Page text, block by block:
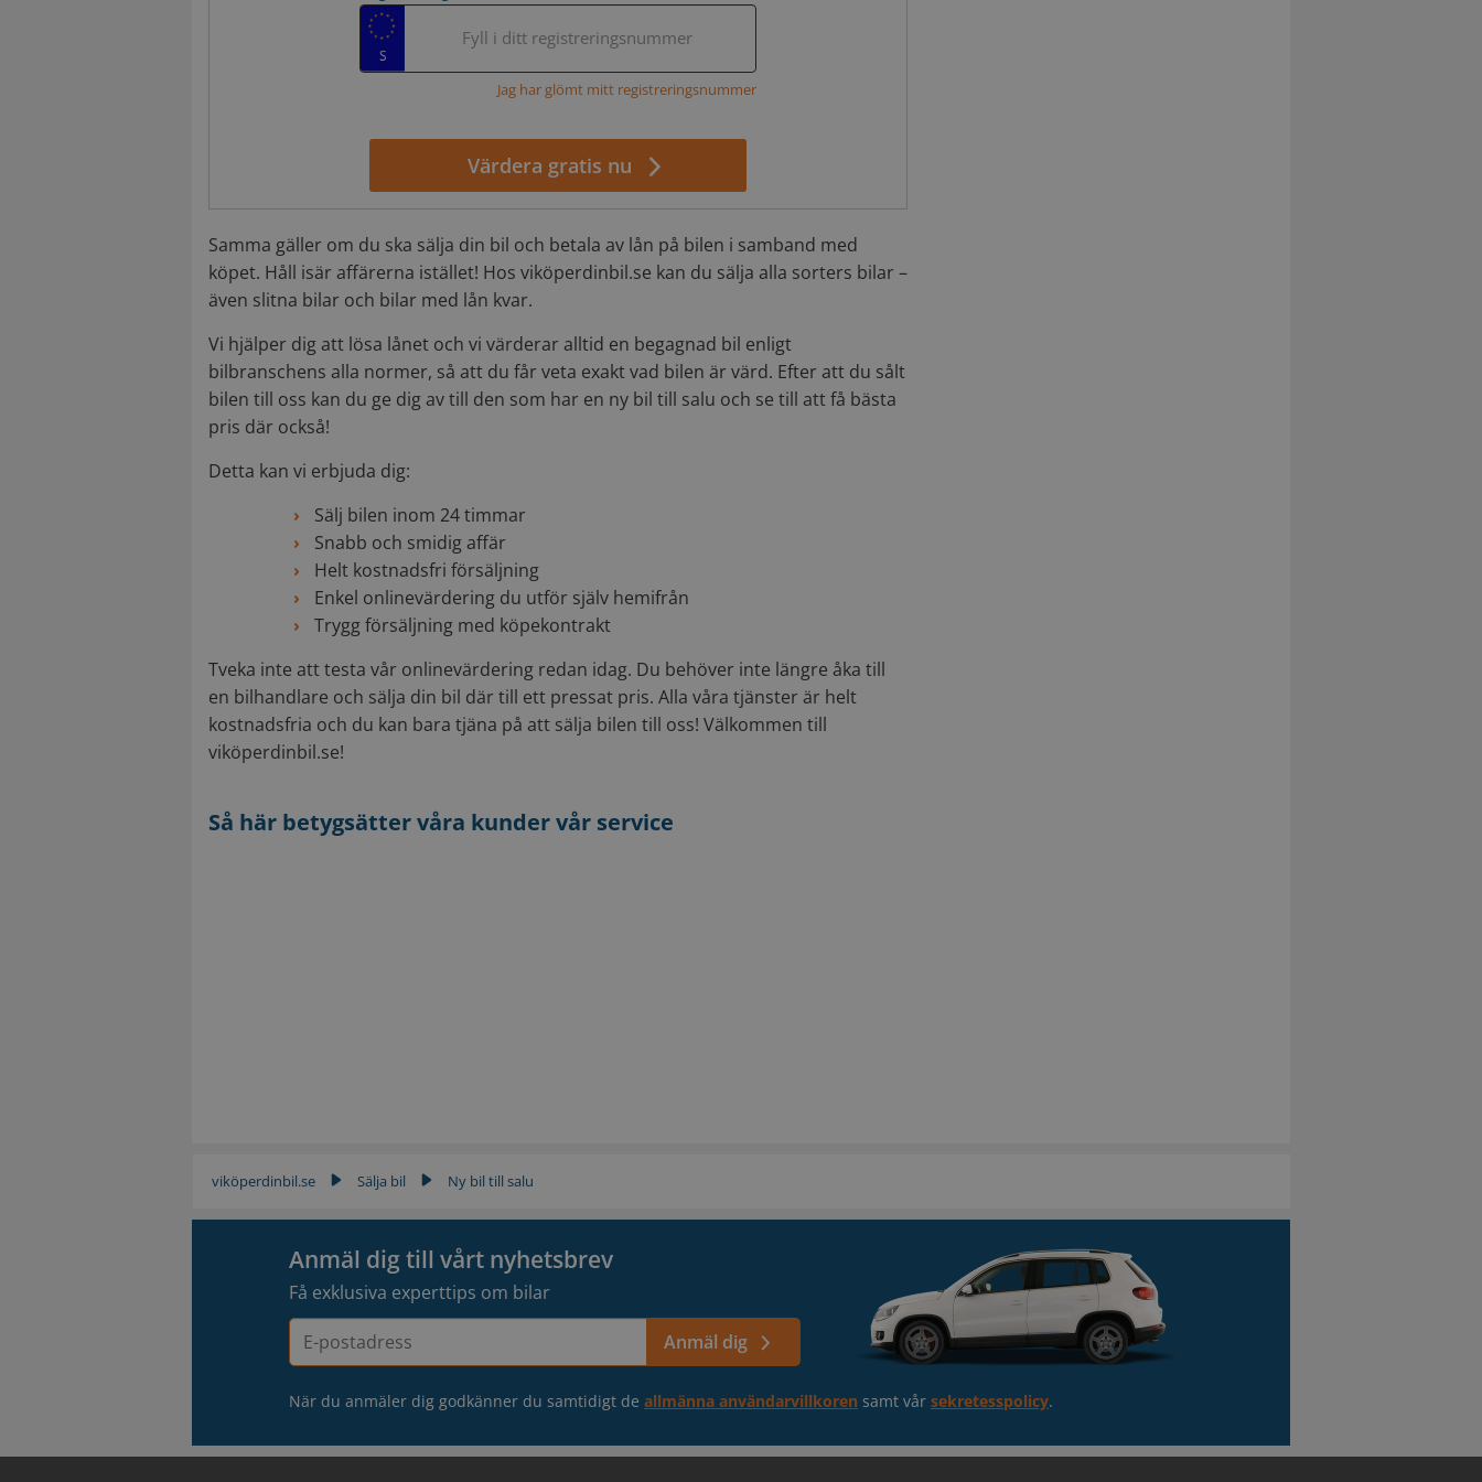
Fyll i ditt registreringsnummer
Jag har glömt mitt registreringsnummer
Värdera gratis nu
Samma gäller om du ska sälja din bil och betala av lån på bilen i samband med
köpet. Håll isär affärerna istället! Hos viköperdinbil.se kan du sälja alla sorters bilar –
även slitna bilar och bilar med lån kvar.
Vi hjälper dig att lösa lånet och vi värderar alltid en begagnad bil enligt
bilbranschens alla normer, så att du får veta exakt vad bilen är värd. Efter att du sålt
bilen till oss kan du ge dig av till den som har en ny bil till salu och se till att få bästa
pris där också!
Detta kan vi erbjuda dig:
Sälj bilen inom 24 timmar
Snabb och smidig affär
Helt kostnadsfri försäljning
Enkel onlinevärdering du utför själv hemifrån
Trygg försäljning med köpekontrakt
Tveka inte att testa vår onlinevärdering redan idag. Du behöver inte längre åka till
en bilhandlare och sälja din bil där till ett pressat pris. Alla våra tjänster är helt
kostnadsfria och du kan bara tjäna på att sälja bilen till oss! Välkommen till
viköperdinbil.se!
Så här betygsätter våra kunder vår service
viköperdinbil.se Sälja bil Ny bil till salu
Anmäl dig till vårt nyhetsbrev
Få exklusiva experttips om bilar
E-
postadress
Anmäl dig
När du anmäler dig godkänner du samtidigt de allmänna användarvillkoren samt vår sekretesspolicy.